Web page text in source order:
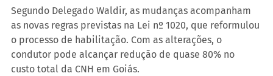
Segundo Delegado Waldir, as mudanças acompanham
as novas regras previstas na Lei nº 1020, que reformulou
o processo de habilitação. Com as alterações, o
condutor pode alcançar redução de quase 80% no
custo total da CNH em Goiás.